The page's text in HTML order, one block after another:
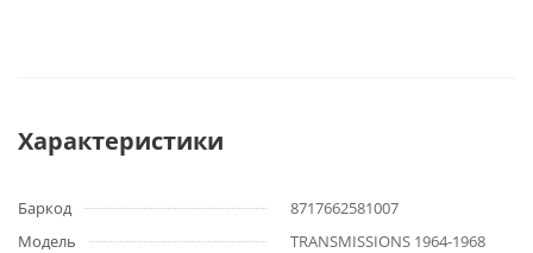
Характеристики
Баркод
8717662581007
Модель
TRANSMISSIONS 1964-1968